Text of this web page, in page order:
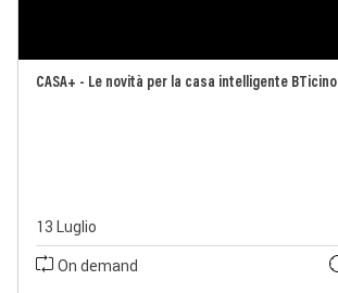
CASA+ - Le novità per la casa intelligente BTicino
13 Luglio
On demand